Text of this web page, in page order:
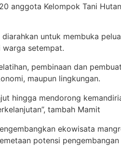
Kelompok Tani
untuk membuka
setempat.
pembinaan dan
maupun lingkungan.
hingga mendorong
tambah Mamit
ekowisata
potensi